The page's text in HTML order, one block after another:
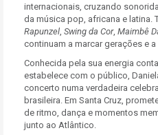
internacionais, cruzando
da música pop, africana e latina.
Rapunzel, Swing da Cor, Maimbê
continuam a marcar gerações e
Conhecida pela sua energia
estabelece com o público,
concerto numa verdadeira
brasileira. Em Santa Cruz,
de ritmo, dança e momentos
junto ao Atlântico.